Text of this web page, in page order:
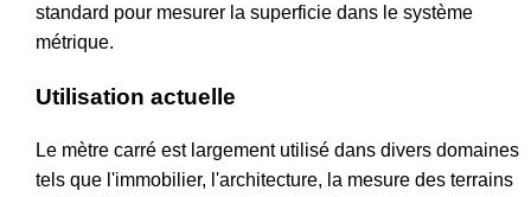
standard pour mesurer la superficie dans le système
métrique.
Utilisation actuelle
Le mètre carré est largement utilisé dans divers domaines
tels que l'immobilier, l'architecture, la mesure des terrains